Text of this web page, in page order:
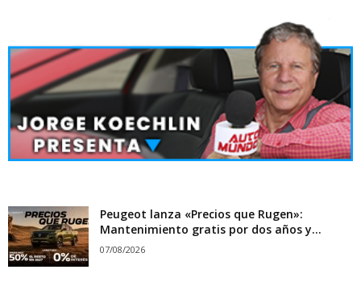
Peugeot lanza «Precios que Rugen»:
Mantenimiento gratis por dos años y...
07/08/2026